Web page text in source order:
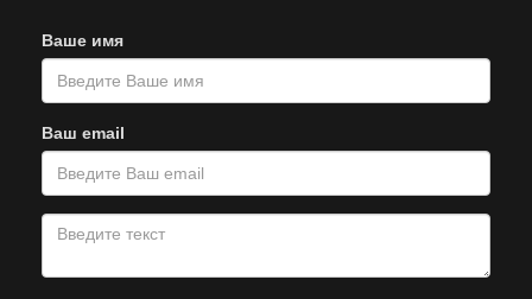
Ваше имя
Ваш email